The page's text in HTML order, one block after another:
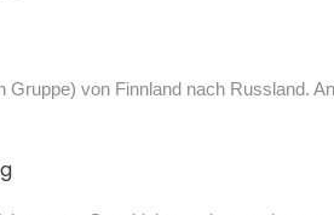
von Finnland nach Russland.